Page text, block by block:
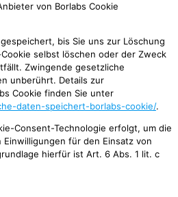
von Borlabs Cookie
bis Sie uns zur Löschung
selbst löschen oder der Zweck
Zwingende gesetzliche
unberührt. Details zur
Cookie finden Sie unter
daten-speichert-borlabs-cookie/.
Consent-Technologie erfolgt, um die
für den Einsatz von
hierfür ist Art. 6 Abs. 1 lit. c